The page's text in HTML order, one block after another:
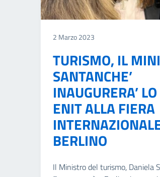
2 Marzo 2023
TURISMO, IL
SANTANCHE’
INAUGURERA’
ENIT ALLA FIERA
BERLINO
Il Ministro del turismo, Daniela